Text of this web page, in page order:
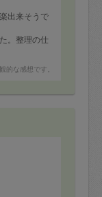
出来そうで
。整理の仕
います?
的な感想です。